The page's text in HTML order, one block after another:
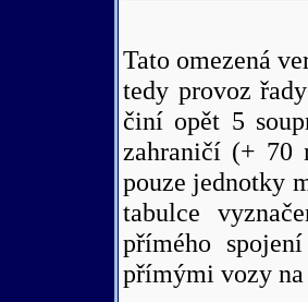
Tato omezená
tedy provoz
činí opět 5
zahraničí (+ 70
pouze jednotky
tabulce
přímého
přímými vozy na